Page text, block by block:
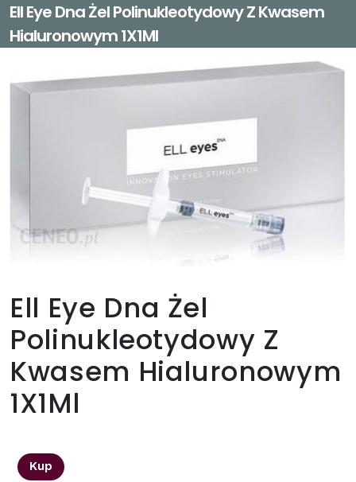
Ell Eye Dna Żel Polinukleotydowy Z Kwasem
Hialuronowym 1X1Ml
Ell Eye Dna Żel
Polinukleotydowy Z
Kwasem Hialuronowym
1X1Ml
Kup